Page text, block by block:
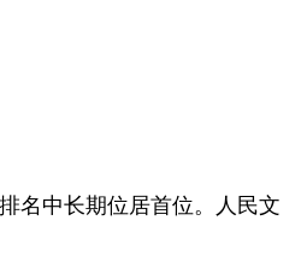
名中长期位居首位。人民文